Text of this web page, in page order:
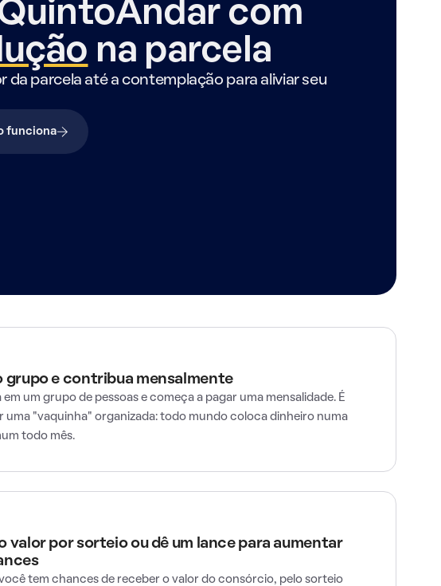
com
na parcela
da parcela até a contemplação para aliviar seu
funciona
grupo e contribua mensalmente
em um grupo de pessoas e começa a pagar uma mensalidade. É
uma "vaquinha" organizada: todo mundo coloca dinheiro numa
todo mês.
valor por sorteio ou dê um lance para aumentar
você tem chances de receber o valor do consórcio, pelo sorteio